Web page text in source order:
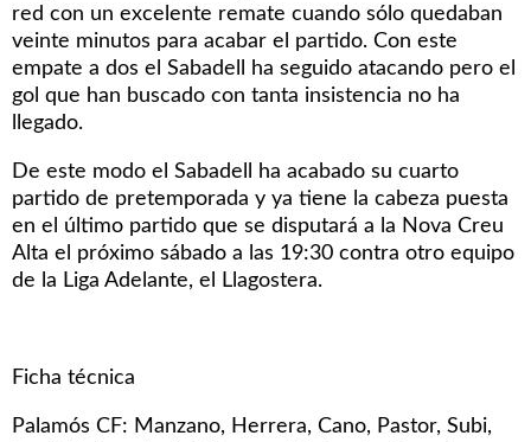
red con un excelente remate cuando sólo quedaban
veinte minutos para acabar el partido. Con este
empate a dos el Sabadell ha seguido atacando pero el
gol que han buscado con tanta insistencia no ha
llegado.
De este modo el Sabadell ha acabado su cuarto
partido de pretemporada y ya tiene la cabeza puesta
en el último partido que se disputará a la Nova Creu
Alta el próximo sábado a las 19:30 contra otro equipo
de la Liga Adelante, el Llagostera.
Ficha técnica
Palamós CF: Manzano, Herrera, Cano, Pastor, Subi,